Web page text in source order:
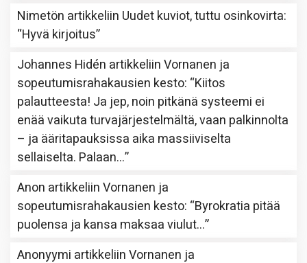
Nimetön artikkeliin Uudet kuviot, tuttu osinkovirta:
“Hyvä kirjoitus”
Johannes Hidén artikkeliinVornanen ja
sopeutumisrahakausien kesto: “Kiitos
palautteesta! Ja jep, noin pitkänä systeemi ei
enää vaikuta turvajärjestelmältä, vaan palkinnolta
– ja ääritapauksissa aika massiiviselta
sellaiselta. Palaan…”
Anon artikkeliinVornanen ja
sopeutumisrahakausien kesto: “Byrokratia pitää
puolensa ja kansa maksaa viulut…”
Anonyymi artikkeliinVornanen ja